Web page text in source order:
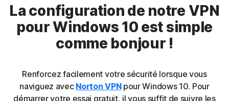
La configuration de notre VPN
pour Windows 10 est simple
comme bonjour !
Renforcez facilement votre sécurité lorsque vous
naviguez avec Norton VPNpour Windows 10. Pour
démarrer votre essai gratuit, il vous suffit de suivre les